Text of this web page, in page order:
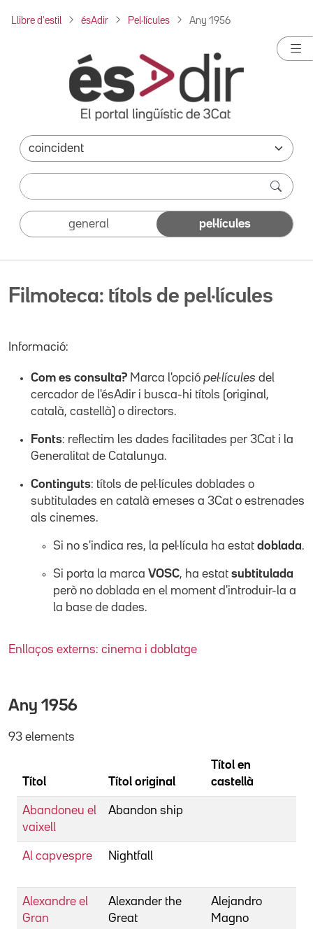
Llibre d'estil ésAdir Pel·lícules Any 1956
general pel·lícules
Filmoteca: títols de pel·lícules
Informació:
Com es consulta? Marca l'opció pel·lícules del
cercador de l'ésAdir i busca-hi títols (original,
català, castellà) o directors.
Fonts: reflectim les dades facilitades per 3Cat i la
Generalitat de Catalunya.
Continguts: títols de pel·lícules doblades o
subtitulades en català emeses a 3Cat o estrenades
als cinemes.
Si no s'indica res, la pel·lícula ha estat doblada.
Si porta la marca VOSC, ha estat subtitulada
però no doblada en el moment d'introduir-la a
la base de dades.
Enllaços externs: cinema i doblatge
Any 1956
93 elements
Títol Títol original
Títol en
castellà
Abandoneu el
vaixell
Abandon ship
Al capvespre Nightfall
Alexandre el
Gran
Alexander the
Great
Alejandro
Magno